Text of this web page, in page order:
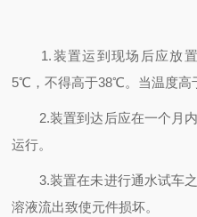
1.装置运到现场后应放置
5℃，不得高于38℃。当温度高
2.装置到达后应在一个月内
运行。
3.装置在未进行通水试车之
溶液流出致使元件损坏。